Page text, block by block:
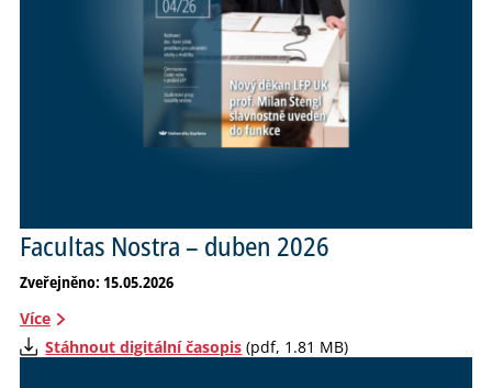
Facultas Nostra – duben 2026
Zveřejněno: 15.05.2026
Více
Stáhnout digitální časopis (pdf, 1.81 MB)